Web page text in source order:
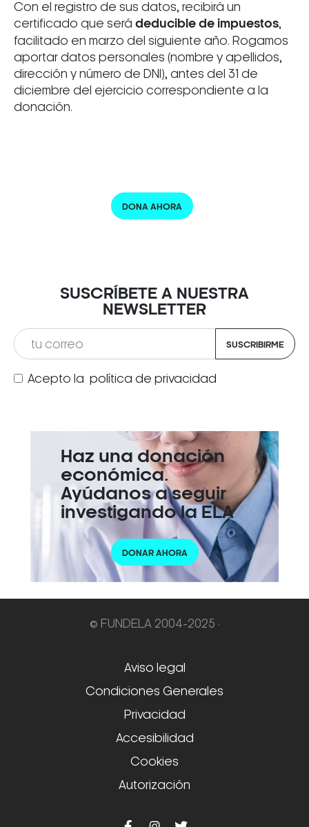
Con el registro de sus datos, recibirá un
certificado que será deducible de impuestos,
facilitado en marzo del siguiente año. Rogamos
aportar datos personales (nombre y apellidos,
dirección y número de DNI), antes del 31 de
diciembre del ejercicio correspondiente a la
donación.
DONA AHORA
SUSCRÍBETE A NUESTRA
NEWSLETTER
SUSCRIBIRME
Acepto la política de privacidad
Haz una donación
económica.
Ayúdanos a seguir
investigando la ELA
DONAR AHORA
© FUNDELA 2004-2025 ·
Aviso legal
Condiciones Generales
Privacidad
Accesibilidad
Cookies
Autorización